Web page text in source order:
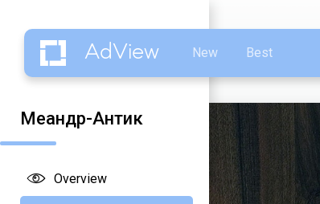
AdView New Best
Меандр-Антик
Overview